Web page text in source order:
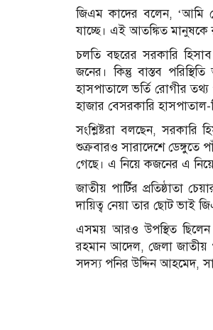
জিএম কাদের বলেন, ‘আমি
যাচ্ছে। এই আতঙ্কিত মানুষকে
চলতি বছরের সরকারি
জনের। কিন্তু বাস্তব
হাসপাতালে ভর্তি রোগীর
হাজার বেসরকারি
সংশ্লিষ্টরা বলছেন, সরকারি
শুক্রবারও সারাদেশে
গেছে। এ নিয়ে কজনের এ
জাতীয় পার্টির প্রতিষ্ঠাতা
দায়িত্ব নেয়া তার ছোট ভাই
এসময় আরও উপস্থিত ছিলেন
রহমান আদেল, জেলা জাতীয়
সদস্য পনির উদ্দিন আহমেদ,